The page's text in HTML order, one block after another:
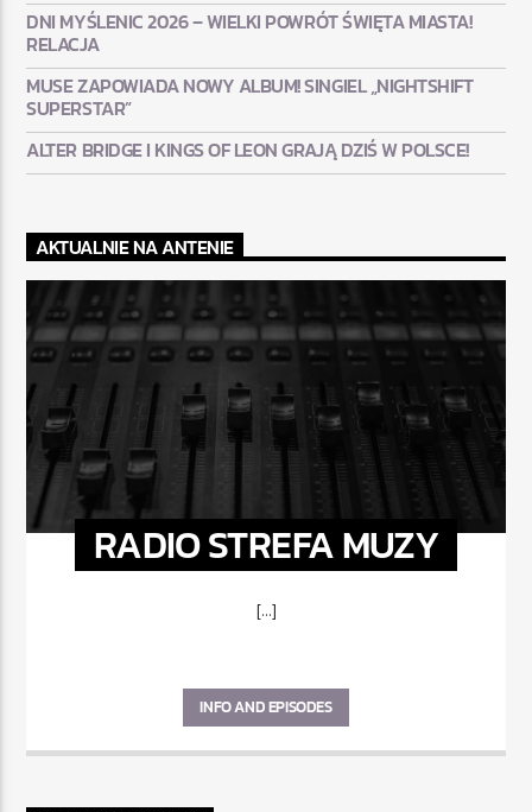
DNI MYŚLENIC 2026 – WIELKI POWRÓT ŚWIĘTA MIASTA!
RELACJA
MUSE ZAPOWIADA NOWY ALBUM! SINGIEL „NIGHTSHIFT
SUPERSTAR”
ALTER BRIDGE I KINGS OF LEON GRAJĄ DZIŚ W POLSCE!
AKTUALNIE NA ANTENIE
RADIO STREFA MUZY
[...]
INFO AND EPISODES